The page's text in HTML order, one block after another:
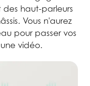
haut-parleurs
Vous n'aurez
pour passer vos
vidéo.